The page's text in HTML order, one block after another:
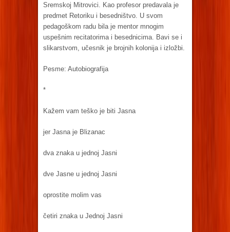
Sremskoj Mitrovici. Kao profesor predavala je
predmet Retoriku i besedništvo. U svom
pedagoškom radu bila je mentor mnogim
uspešnim recitatorima i besednicima. Bavi se i
slikarstvom, učesnik je brojnih kolonija i izložbi.
Pesme: Autobiografija
*
Kažem vam teško je biti Jasna
jer Jasna je Blizanac
dva znaka u jednoj Jasni
dve Jasne u jednoj Jasni
oprostite molim vas
četiri znaka u Jednoj Jasni